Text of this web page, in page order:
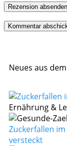
Rezension absenden
Neues aus
Ernährung &
Zuckerfallen
versteckt